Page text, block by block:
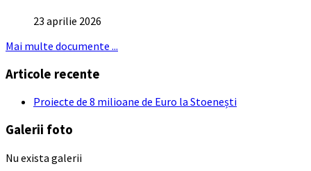
23 aprilie 2026
Mai multe documente ...
Articole recente
Proiecte de 8 milioane de Euro la Stoenești
Galerii foto
Nu exista galerii